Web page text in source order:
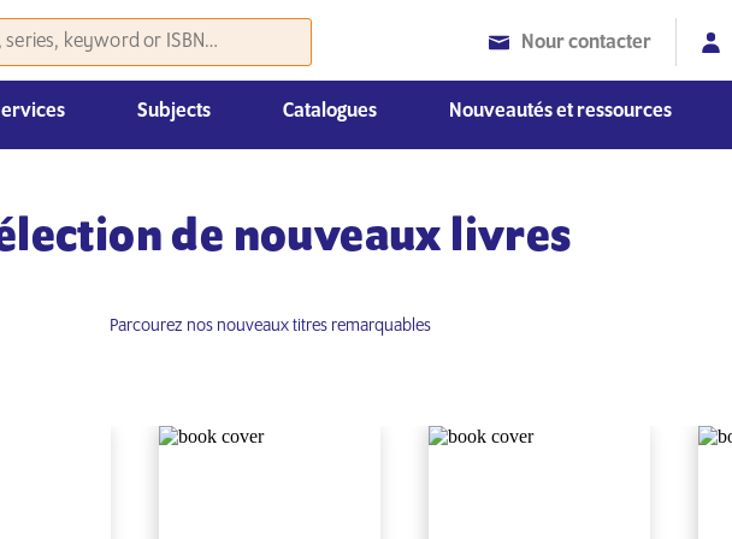
Nour contacter
Subjects Catalogues Nouveautés et ressources
de nouveaux livres
Parcourez nos nouveaux titres remarquables